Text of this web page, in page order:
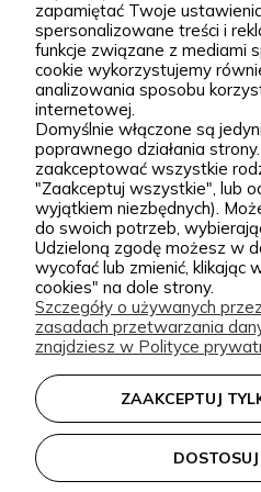
stoją Wiktor i Klaudia,
dobierają każdą odmianę
ofercie. W sprzedaży
sprawdzone, klasyczne
bardziej unikatowe krzewy
oraz sadzonki do ogrodu.
nas pielęgnowana,
przygotowywana tak, aby
ogrodu w jak najlepszej
stawiamy przede
Wiemy, że dobrze
podstawa udanego
sprzedaży roślin jak
Nasze sadzonki są
zabezpieczane przed
Podgórna 9, 97-565
+48 793 037 145
kontakt@zielonapara.pl
Kategorie
Informacje
zielonapara.pl © 2026
Made with
zapamiętać Twoje
spersonalizowane treści i
funkcje związane z mediami
cookie wykorzystujemy
analizowania sposobu
internetowej.
Domyślnie włączone są
poprawnego działania
zaakceptować wszystkie
"Zaakceptuj wszystkie", lub
wyjątkiem niezbędnych).
do swoich potrzeb,
Udzieloną zgodę możesz w
wycofać lub zmienić, klikając
cookies" na dole strony.
Szczegóły o używanych
zasadach przetwarzania
znajdziesz w Polityce
ZAAKCEPTUJ